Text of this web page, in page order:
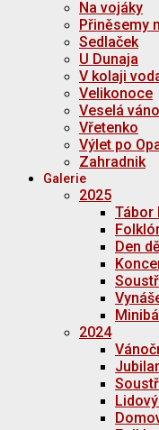
Na vojáky
Přiněsemy
Sedlaček
U Dunaja
V kolaji
Velikonoce
Veselá
Vřetenko
Výlet po
Zahradnik
Galerie
2025
Tábor
Den
2024